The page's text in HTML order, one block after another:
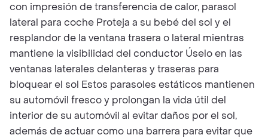
con impresión de transferencia de calor, parasol
lateral para coche Proteja a su bebé del sol y el
resplandor de la ventana trasera o lateral mientras
mantiene la visibilidad del conductor Úselo en las
ventanas laterales delanteras y traseras para
bloquear el sol Estos parasoles estáticos mantienen
su automóvil fresco y prolongan la vida útil del
interior de su automóvil al evitar daños por el sol,
además de actuar como una barrera para evitar que